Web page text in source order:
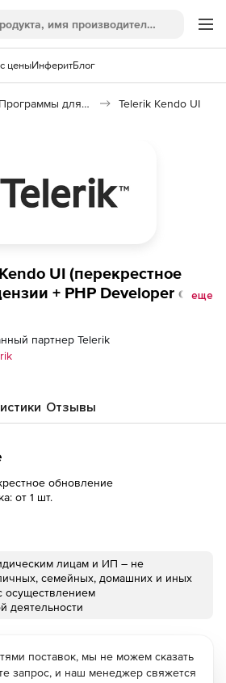
ценыИнферитБлог
Программы для разработки ПО Telerik Kendo UI
UI (перекрестное
+ PHP Developer с
- Ultimate Support to
UI + PHP &amp; JSP 60
еще
партнер Telerik
Отзывы
обновление
от 1 шт.
лицам и ИП – не
семейных, домашних и иных
осуществлением
деятельности
поставок, мы не можем сказать
запрос, и наш менеджер свяжется